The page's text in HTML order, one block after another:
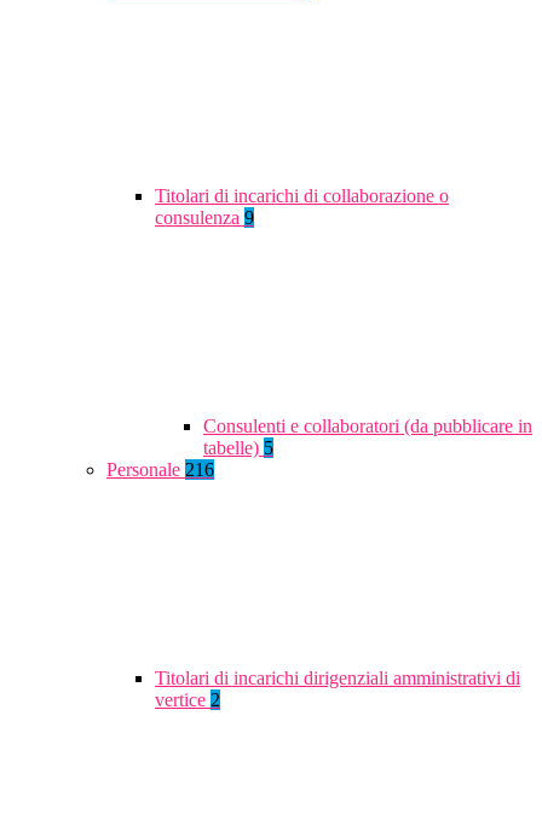
Titolari di incarichi di collaborazione o
consulenza 9
Consulenti e collaboratori (da pubblicare in
tabelle) 5
Personale 216
Titolari di incarichi dirigenziali amministrativi di
vertice 2